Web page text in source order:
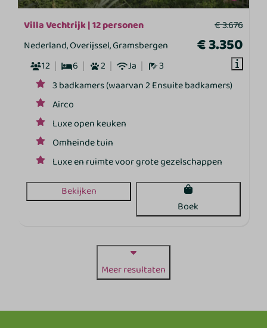
€ 3.676
€ 3.350
Villa Vechtrijk | 12 personen
Nederland, Overijssel, Gramsbergen
12
6 2 Ja
3
3 badkamers (waarvan 2 Ensuite badkamers)
Airco
Luxe open keuken
Omheinde tuin
Luxe en ruimte voor grote gezelschappen
Bekijken
Boek
Meer resultaten